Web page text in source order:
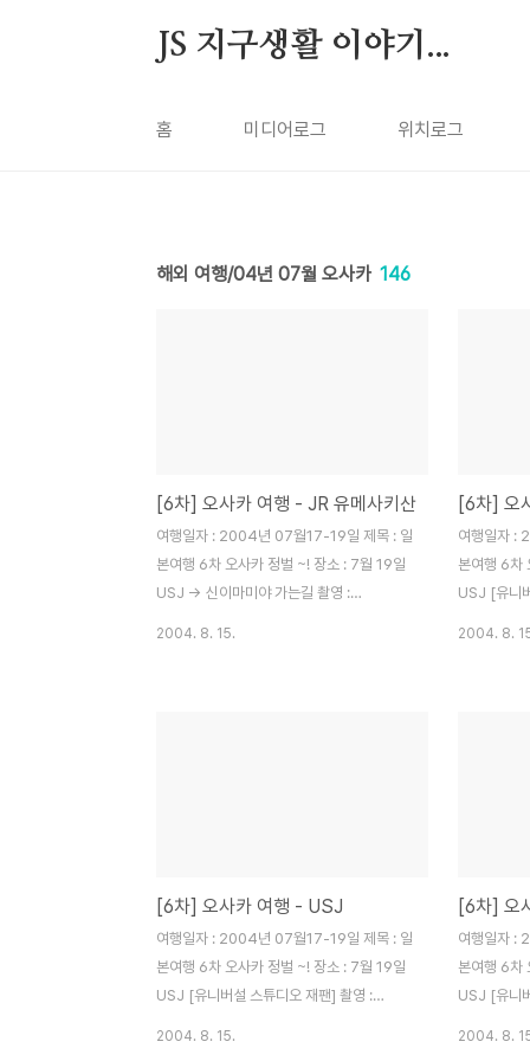
JS 지구생활 이야기...
홈 미디어로그 위치로그
해외 여행/04년 07월 오사카 146
[6차] 오사카 여행 - JR 유메사키산
여행일자 : 2004년 07월17-19일 제목 : 일
본여행 6차 오사카 정벌 ~! 장소 : 7월 19일
USJ -> 신이마미야 가는길 촬영 :
2004. 8. 15.
[6차] 오
여행일자 :
본여행 6차
USJ [유니
2004. 8.
[6차] 오사카 여행 - USJ
여행일자 : 2004년 07월17-19일 제목 : 일
본여행 6차 오사카 정벌 ~! 장소 : 7월 19일
USJ [유니버설 스튜디오 재팬] 촬영 :
2004. 8. 15.
[6차] 오
여행일자 :
본여행 6차
USJ [유니
2004. 8.